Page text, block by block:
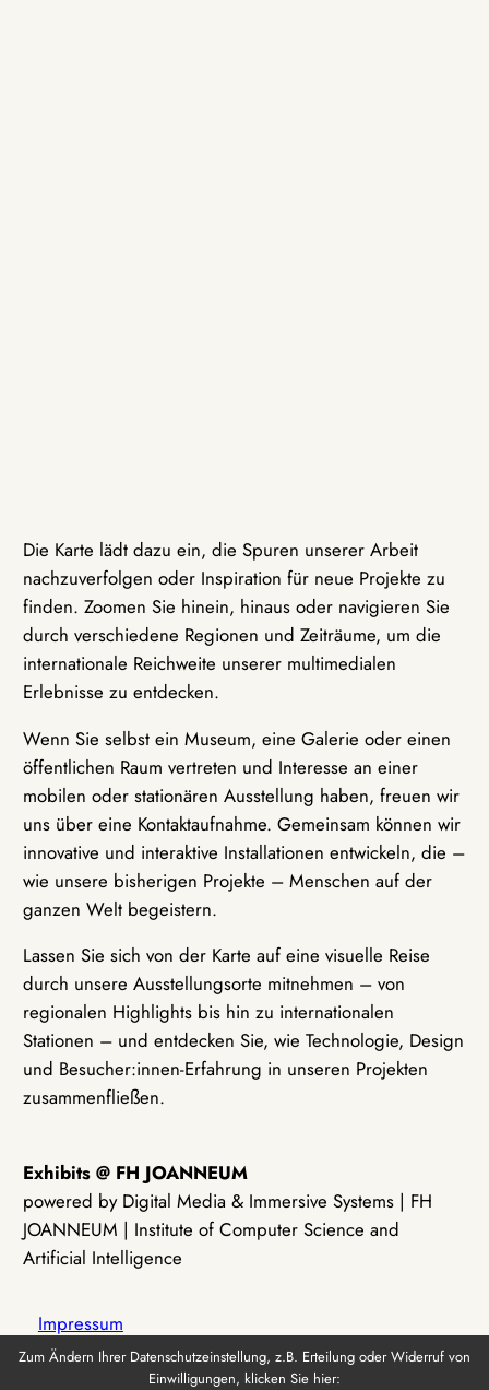
Die Karte lädt dazu ein, die Spuren unserer Arbeit
nachzuverfolgen oder Inspiration für neue Projekte zu
finden. Zoomen Sie hinein, hinaus oder navigieren Sie
durch verschiedene Regionen und Zeiträume, um die
internationale Reichweite unserer multimedialen
Erlebnisse zu entdecken.
Wenn Sie selbst ein Museum, eine Galerie oder einen
öffentlichen Raum vertreten und Interesse an einer
mobilen oder stationären Ausstellung haben, freuen wir
uns über eine Kontaktaufnahme. Gemeinsam können wir
innovative und interaktive Installationen entwickeln, die –
wie unsere bisherigen Projekte – Menschen auf der
ganzen Welt begeistern.
Lassen Sie sich von der Karte auf eine visuelle Reise
durch unsere Ausstellungsorte mitnehmen – von
regionalen Highlights bis hin zu internationalen
Stationen – und entdecken Sie, wie Technologie, Design
und Besucher:innen-Erfahrung in unseren Projekten
zusammenfließen.
Exhibits @ FH JOANNEUM
powered by Digital Media & Immersive Systems | FH
JOANNEUM | Institute of Computer Science and
Artificial Intelligence
Impressum
Zum Ändern Ihrer Datenschutzeinstellung, z.B. Erteilung oder Widerruf von
Einwilligungen, klicken Sie hier: